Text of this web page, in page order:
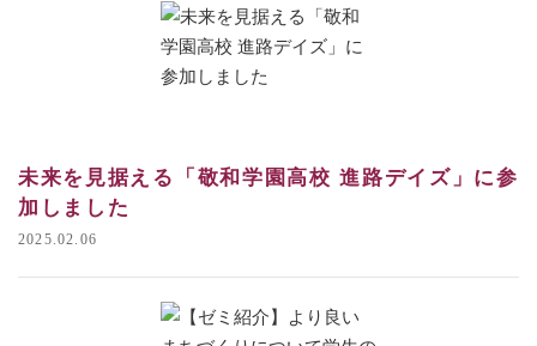
未来を見据える「敬和学園高校 進路デイズ」に参
加しました
2025.02.06